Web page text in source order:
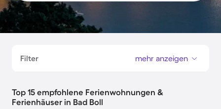
Filter mehr anzeigen
Top 15 empfohlene Ferienwohnungen &
Ferienhäuser in Bad Boll